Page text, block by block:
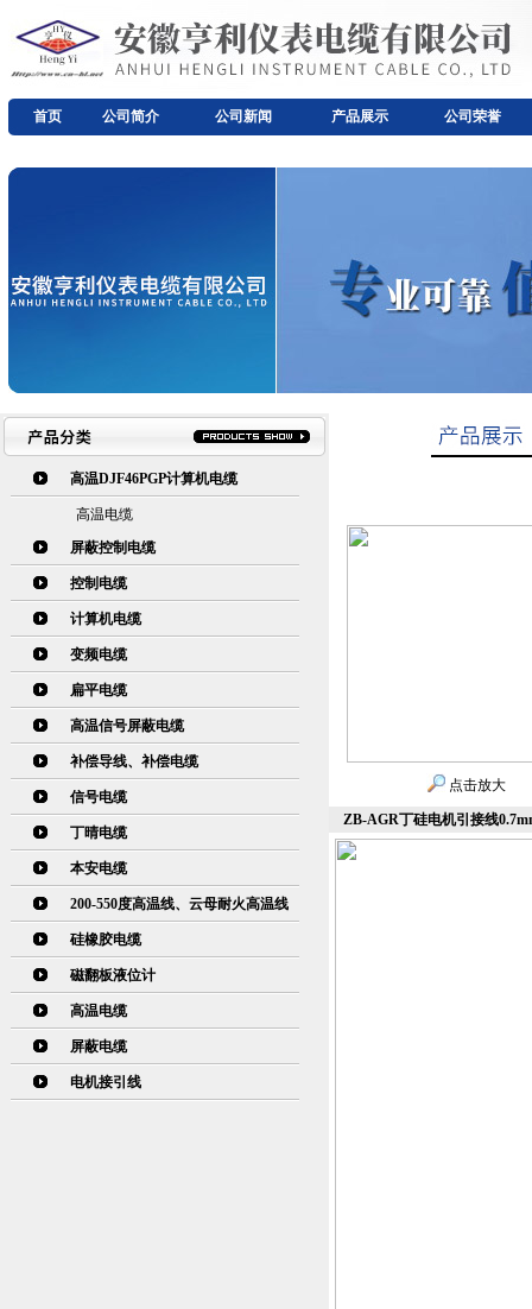
首页 公司简介 公司新闻 产品展示 公司荣誉
高温DJF46PGP计算机电缆
高温电缆
屏蔽控制电缆
控制电缆
计算机电缆
变频电缆
扁平电缆
高温信号屏蔽电缆
补偿导线、补偿电缆
信号电缆
丁晴电缆
本安电缆
200-550度高温线、云母耐火高温线
硅橡胶电缆
磁翻板液位计
高温电缆
屏蔽电缆
电机接引线
点击放大
ZB-AGR丁硅电机引接线